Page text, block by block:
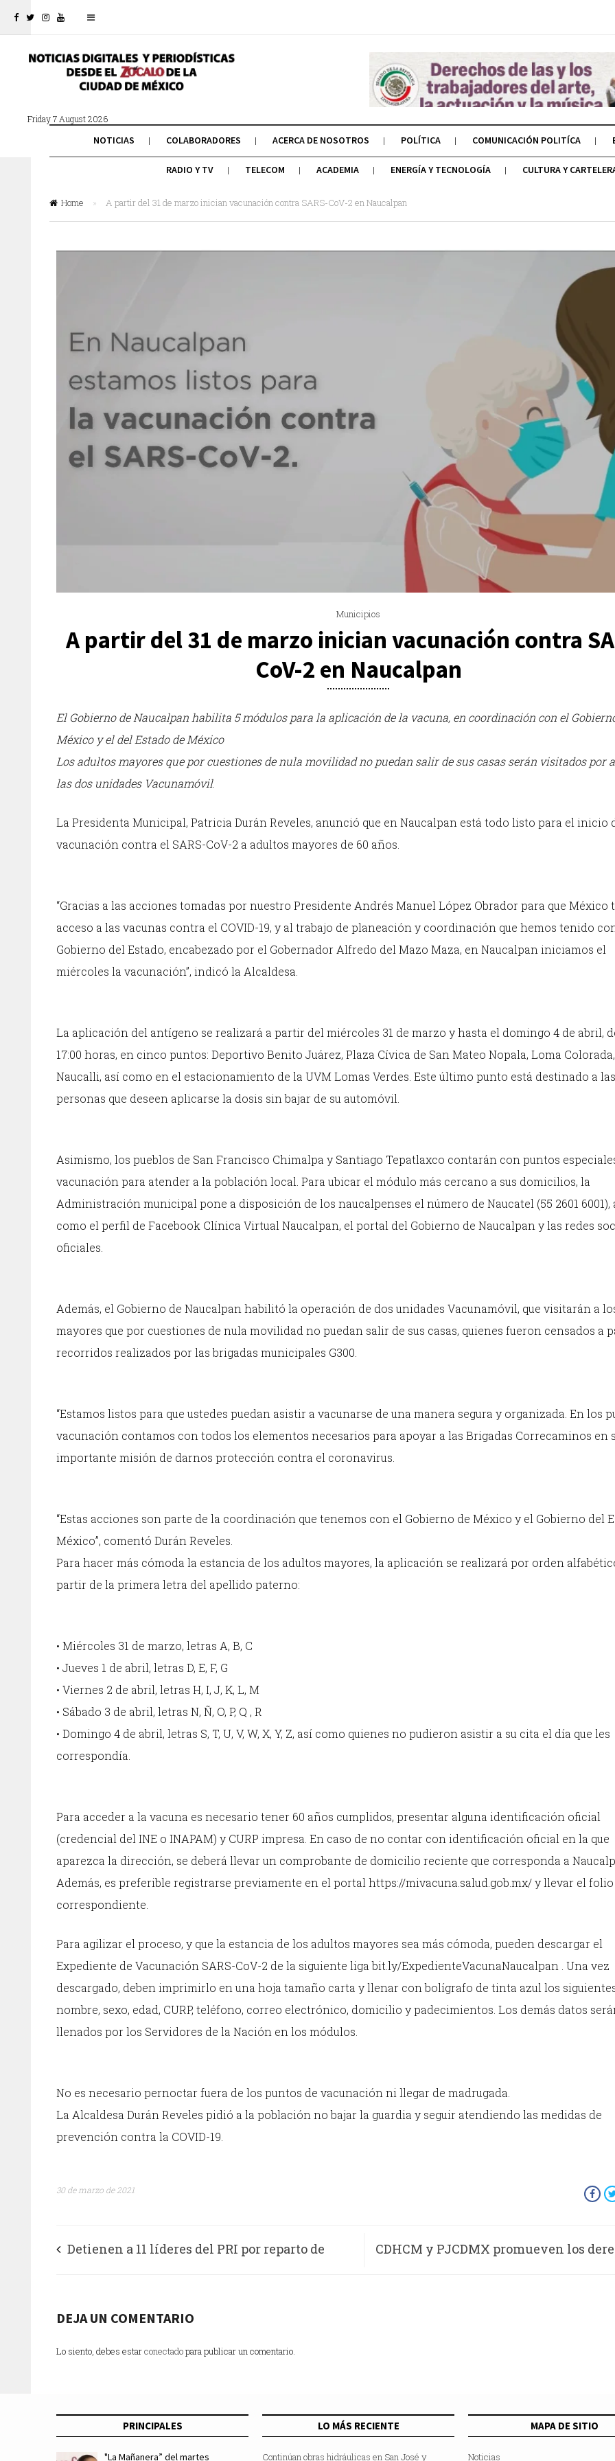
Friday 7 August 2026
NOTICIAS COLABORADORES ACERCA DE NOSOTROS POLÍTICA COMUNICACIÓN POLITÍCA
RADIO Y TV TELECOM ACADEMIA ENERGÍA Y TECNOLOGÍA CULTURA Y
Home » A partir del 31 de marzo inician vacunación contra SARS-CoV-2 en Naucalpan
Municipios
A partir del 31 de marzo inician vacunación contra
CoV-2 en Naucalpan
El Gobierno de Naucalpan habilita 5 módulos para la aplicación de la vacuna, en coordinación con el
México y el del Estado de México
Los adultos mayores que por cuestiones de nula movilidad no puedan salir de sus casas serán visitados por
las dos unidades Vacunamóvil.
La Presidenta Municipal, Patricia Durán Reveles, anunció que en Naucalpan está todo listo para el inicio
vacunación contra el SARS-CoV-2 a adultos mayores de 60 años.
“Gracias a las acciones tomadas por nuestro Presidente Andrés Manuel López Obrador para que México
acceso a las vacunas contra el COVID-19, y al trabajo de planeación y coordinación que hemos tenido
Gobierno del Estado, encabezado por el Gobernador Alfredo del Mazo Maza, en Naucalpan iniciamos el
miércoles la vacunación”, indicó la Alcaldesa.
La aplicación del antígeno se realizará a partir del miércoles 31 de marzo y hasta el domingo 4 de abril,
17:00 horas, en cinco puntos: Deportivo Benito Juárez, Plaza Cívica de San Mateo Nopala, Loma
Naucalli, así como en el estacionamiento de la UVM Lomas Verdes. Este último punto está destinado a las
personas que deseen aplicarse la dosis sin bajar de su automóvil.
Asimismo, los pueblos de San Francisco Chimalpa y Santiago Tepatlaxco contarán con puntos
vacunación para atender a la población local. Para ubicar el módulo más cercano a sus domicilios, la
Administración municipal pone a disposición de los naucalpenses el número de Naucatel (55 2601 6001),
como el perfil de Facebook Clínica Virtual Naucalpan, el portal del Gobierno de Naucalpan y las redes
oficiales.
Además, el Gobierno de Naucalpan habilitó la operación de dos unidades Vacunamóvil, que visitarán a
mayores que por cuestiones de nula movilidad no puedan salir de sus casas, quienes fueron censados a
recorridos realizados por las brigadas municipales G300.
“Estamos listos para que ustedes puedan asistir a vacunarse de una manera segura y organizada. En los
vacunación contamos con todos los elementos necesarios para apoyar a las Brigadas Correcaminos en
importante misión de darnos protección contra el coronavirus.
“Estas acciones son parte de la coordinación que tenemos con el Gobierno de México y el Gobierno del
México”, comentó Durán Reveles.
Para hacer más cómoda la estancia de los adultos mayores, la aplicación se realizará por orden
partir de la primera letra del apellido paterno:
• Miércoles 31 de marzo, letras A, B, C
• Jueves 1 de abril, letras D, E, F, G
• Viernes 2 de abril, letras H, I, J, K, L, M
• Sábado 3 de abril, letras N, Ñ, O, P, Q , R
• Domingo 4 de abril, letras S, T, U, V, W, X, Y, Z, así como quienes no pudieron asistir a su cita el día que les
correspondía.
Para acceder a la vacuna es necesario tener 60 años cumplidos, presentar alguna identificación oficial
(credencial del INE o INAPAM) y CURP impresa. En caso de no contar con identificación oficial en la que
aparezca la dirección, se deberá llevar un comprobante de domicilio reciente que corresponda a
Además, es preferible registrarse previamente en el portal https://mivacuna.salud.gob.mx/ y llevar el folio
correspondiente.
Para agilizar el proceso, y que la estancia de los adultos mayores sea más cómoda, pueden descargar el
Expediente de Vacunación SARS-CoV-2 de la siguiente liga bit.ly/ExpedienteVacunaNaucalpan . Una vez
descargado, deben imprimirlo en una hoja tamaño carta y llenar con bolígrafo de tinta azul los
nombre, sexo, edad, CURP, teléfono, correo electrónico, domicilio y padecimientos. Los demás datos
llenados por los Servidores de la Nación en los módulos.
No es necesario pernoctar fuera de los puntos de vacunación ni llegar de madrugada.
La Alcaldesa Durán Reveles pidió a la población no bajar la guardia y seguir atendiendo las medidas de
prevención contra la COVID-19.
30 de marzo de 2021
Detienen a 11 líderes del PRI por reparto de
en Ecatepec
CDHCM y PJCDMX promueven los
DEJA UN COMENTARIO
Lo siento, debes estarconectadopara publicar un comentario.
PRINCIPALES
"La Mañanera” del martes
LO MÁS RECIENTE
Continúan obras hidráulicas en San José y
MAPA DE SITIO
Noticias